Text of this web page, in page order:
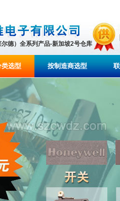
德）全系列产品-新加坡2号仓库
类选型 按制造商选型